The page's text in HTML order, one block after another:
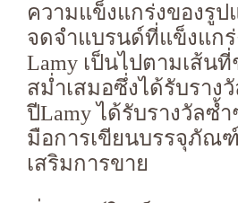
ความแข็งแกร่งของรูป
จดจำแบรนด์ที่แข็งแก
Lamy เป็นไปตามเส้น
สม่ำเสมอซึ่งได้รับราง
ปีLamy ได้รับรางวัลซ้ำ
มือการเขียนบรรจุภัณ
เสริมการขาย